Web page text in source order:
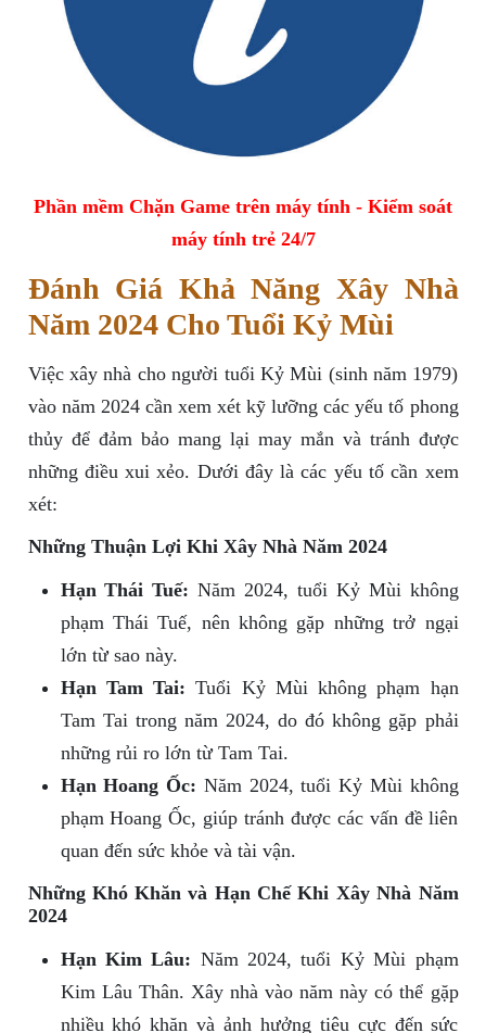
Phần mềm Chặn Game trên máy tính - Kiểm soát
máy tính trẻ 24/7
Đánh Giá Khả Năng Xây Nhà
Năm 2024 Cho Tuổi Kỷ Mùi
Việc xây nhà cho người tuổi Kỷ Mùi (sinh năm 1979)
vào năm 2024 cần xem xét kỹ lưỡng các yếu tố phong
thủy để đảm bảo mang lại may mắn và tránh được
những điều xui xẻo. Dưới đây là các yếu tố cần xem
xét:
Những Thuận Lợi Khi Xây Nhà Năm 2024
Hạn Thái Tuế: Năm 2024, tuổi Kỷ Mùi không
phạm Thái Tuế, nên không gặp những trở ngại
lớn từ sao này.
Hạn Tam Tai: Tuổi Kỷ Mùi không phạm hạn
Tam Tai trong năm 2024, do đó không gặp phải
những rủi ro lớn từ Tam Tai.
Hạn Hoang Ốc: Năm 2024, tuổi Kỷ Mùi không
phạm Hoang Ốc, giúp tránh được các vấn đề liên
quan đến sức khỏe và tài vận.
Những Khó Khăn và Hạn Chế Khi Xây Nhà Năm
2024
Hạn Kim Lâu: Năm 2024, tuổi Kỷ Mùi phạm
Kim Lâu Thân. Xây nhà vào năm này có thể gặp
nhiều khó khăn và ảnh hưởng tiêu cực đến sức